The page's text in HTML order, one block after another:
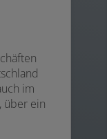
im
über ein